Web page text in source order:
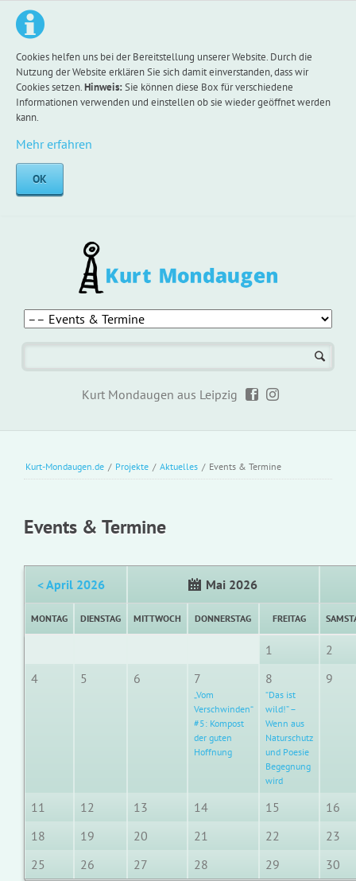
Cookies helfen uns bei der Bereitstellung unserer Website. Durch die
Nutzung der Website erklären Sie sich damit einverstanden, dass wir
Cookies setzen.Hinweis:Sie können diese Box für verschiedene
Informationen verwenden und einstellen ob sie wieder geöffnet werden
kann.
Mehr erfahren
OK
Kurt Mondaugen aus Leipzig
Kurt-Mondaugen.de / Projekte / Aktuelles / Events & Termine
Events & Termine
< April 2026 Mai 2026
MONTAG DIENSTAG MITTWOCH DONNERSTAG FREITAG
1
2
4
5 6 7
„Vom
Verschwinden“
#5: Kompost
der guten
Hoffnung
8
“Das ist
wild!” –
Wenn aus
Naturschutz
und Poesie
Begegnung
wird
9
11 12 13 14 15
16
18
19 20 21 22
23
25
26 27 28 29 30